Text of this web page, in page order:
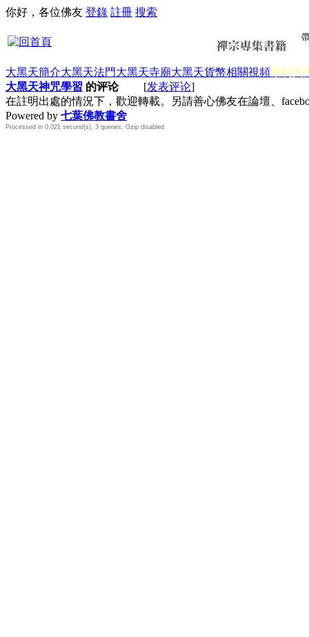
你好，各位佛友 登錄 註冊 搜索
大黑天簡介大黑天法門大黑天寺廟大黑天貨幣相關視頻摩利支
大黑天神咒學習 的评论[发表评论]
在註明出處的情況下，歡迎轉載。另請善心佛友在論壇、
Powered by 七葉佛教書舍
Processed in 0.021 second(s), 3 queries, Gzip disabled